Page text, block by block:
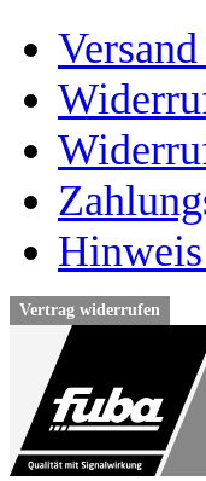
Vertrag widerrufen